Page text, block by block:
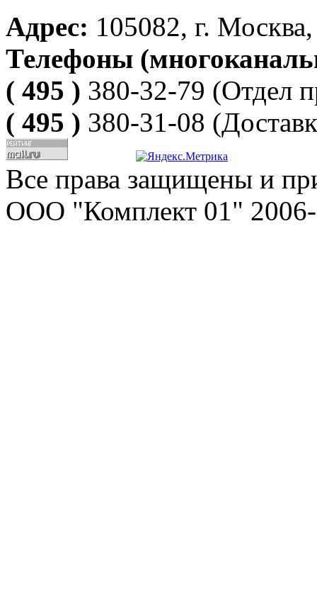
Адрес: 105082, г.
Телефоны
( 495 ) 380-32-79 (Отдел
( 495 ) 380-31-08
Все права защищены и
ООО "Комплект 01" 2006-